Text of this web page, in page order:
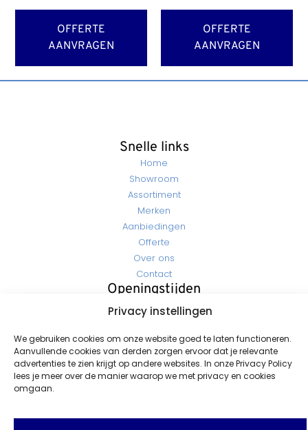
Privacy instellingen
We gebruiken cookies om onze website goed te laten functioneren.
Aanvullende cookies van derden zorgen ervoor dat je relevante
advertenties te zien krijgt op andere websites. In onze Privacy Policy
lees je meer over de manier waarop we met privacy en cookies
omgaan.
OFFERTE
AANVRAGEN
OFFERTE
AANVRAGEN
Al meer dan 50 jaar dé specialist uit Delfzijl in verf, coatings en
Snelle links
Home
Showroom
Assortiment
Merken
Aanbiedingen
Offerte
Over ons
Contact
Openingstijden
Maandag - Vrijdag: 07:30 - 17:00
Zaterdag - Zondag: Gesloten
Contact
Info@rozemacoatings.nl
+31 (0)596-613 549
Seendweg 16 9936 GA Farmsum / Delfzijl (Havennr. 3010)